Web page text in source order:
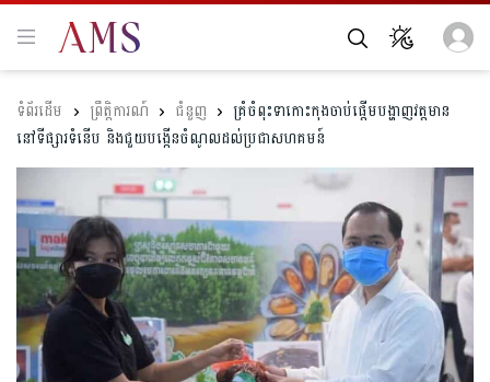
ព្រឹត្តិការណ៍ ជំនួញ
គ្រំចំពុះទាកោះកុងចាប់ផ្តើមបង្ហាញវត្តមាន
នៅទីផ្សារទំនើប និងជួយបង្កើនចំណូលដល់ប្រជាសហគមន៍